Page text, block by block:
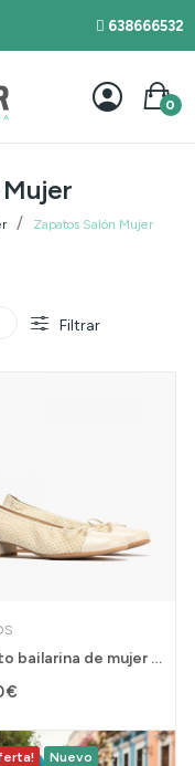
638666532
0
Zapatos Salón Mujer
Filtrar
Zapato bailarina de mujer Pitillos tacón bajo...
€
Nuevo